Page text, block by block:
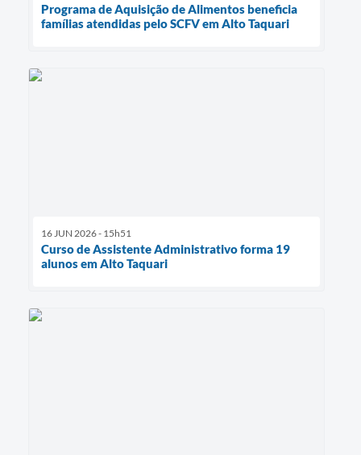
Programa de Aquisição de Alimentos beneficia
famílias atendidas pelo SCFV em Alto Taquari
16 JUN 2026 - 15h51
Curso de Assistente Administrativo forma 19
alunos em Alto Taquari